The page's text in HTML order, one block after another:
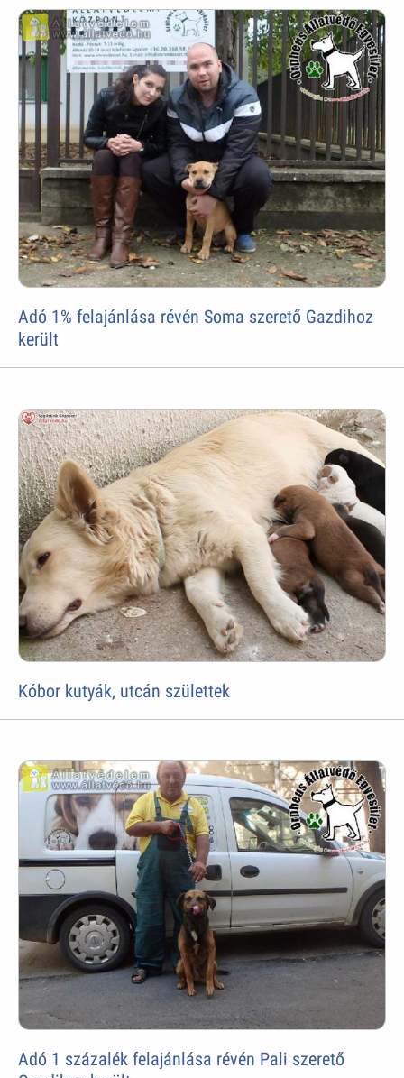
Adó 1% felajánlása révén Soma szerető Gazdihoz
került
Kóbor kutyák, utcán születtek
Adó 1 százalék felajánlása révén Pali szerető